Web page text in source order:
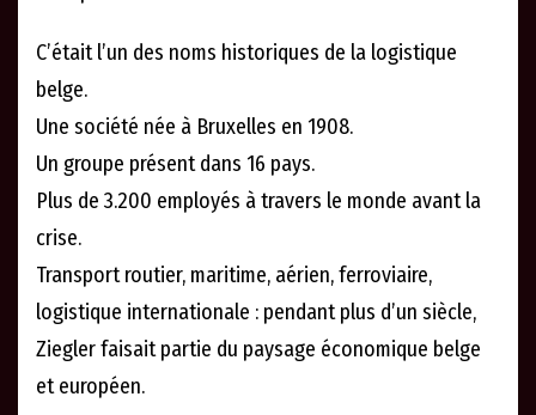
C’était l’un des noms historiques de la logistique
belge.
Une société née à Bruxelles en 1908.
Un groupe présent dans 16 pays.
Plus de 3.200 employés à travers le monde avant la
crise.
Transport routier, maritime, aérien, ferroviaire,
logistique internationale : pendant plus d’un siècle,
Ziegler faisait partie du paysage économique belge
et européen.